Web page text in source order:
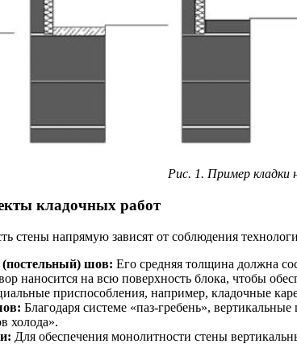
Рис. 1. Пример кладки
кладочных работ
стены напрямую зависят от соблюдения
шов: Его средняя толщина должна
наносится на всю поверхность блока, чтобы
приспособления, например, кладочные
Благодаря системе «паз-гребень»,
холода».
Для обеспечения монолитности стены